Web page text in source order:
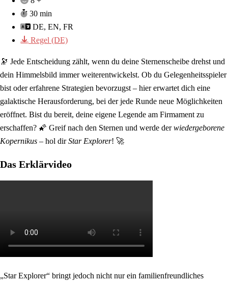
30 min
DE, EN, FR
Regel (DE)
🔭 Jede Entscheidung zählt, wenn du deine Sternenscheibe drehst und
dein Himmelsbild immer weiterentwickelst. Ob du Gelegenheitsspieler
bist oder erfahrene Strategien bevorzugst – hier erwartet dich eine
galaktische Herausforderung, bei der jede Runde neue Möglichkeiten
eröffnet. Bist du bereit, deine eigene Legende am Firmament zu
erschaffen? 🌠 Greif nach den Sternen und werde derwiedergeborene
Kopernikus – hol dirStar Explorer! 🚀
Das Erklärvideo
„Star Explorer“ bringt jedoch nicht nur ein familienfreundliches